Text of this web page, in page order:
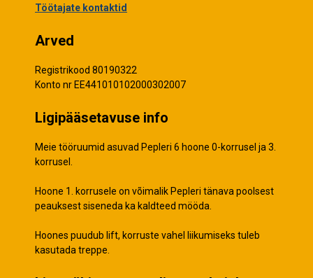
Töötajate kontaktid
Arved
Registrikood 80190322
Konto nr EE441010102000302007
Ligipääsetavuse info
Meie tööruumid asuvad Pepleri 6 hoone 0-korrusel ja 3.
korrusel.
Hoone 1. korrusele on võimalik Pepleri tänava poolsest
peauksest siseneda ka kaldteed mööda.
Hoones puudub lift, korruste vahel liikumiseks tuleb
kasutada treppe.